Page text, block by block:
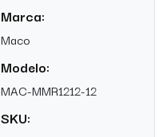
Marca:
Maco
Modelo:
MAC-MMR1212-12
SKU: